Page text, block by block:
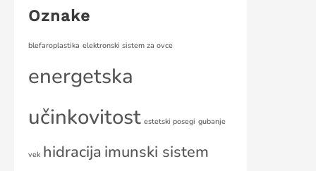
Oznake
blefaroplastika elektronski sistem za ovce
energetska
učinkovitost estetski posegi gubanje
vek hidracija imunski sistem